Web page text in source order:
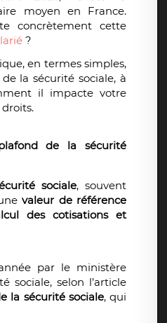
moyen en France.
concrètement cette
?
en termes simples,
la sécurité sociale, à
il impacte votre
de la sécurité
sociale, souvent
unevaleur de référence
des cotisations et
par le ministère
sociale, selon l’article
la sécurité sociale, qui